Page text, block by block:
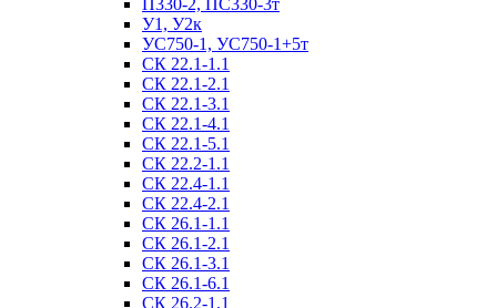
У1, У2к
УС750-1, УС750-1+5т
СК 22.1-1.1
СК 22.1-2.1
СК 22.1-3.1
СК 22.1-4.1
СК 22.1-5.1
СК 22.2-1.1
СК 22.4-1.1
СК 22.4-2.1
СК 26.1-1.1
СК 26.1-2.1
СК 26.1-3.1
СК 26.1-6.1
СК 26.2-1.1